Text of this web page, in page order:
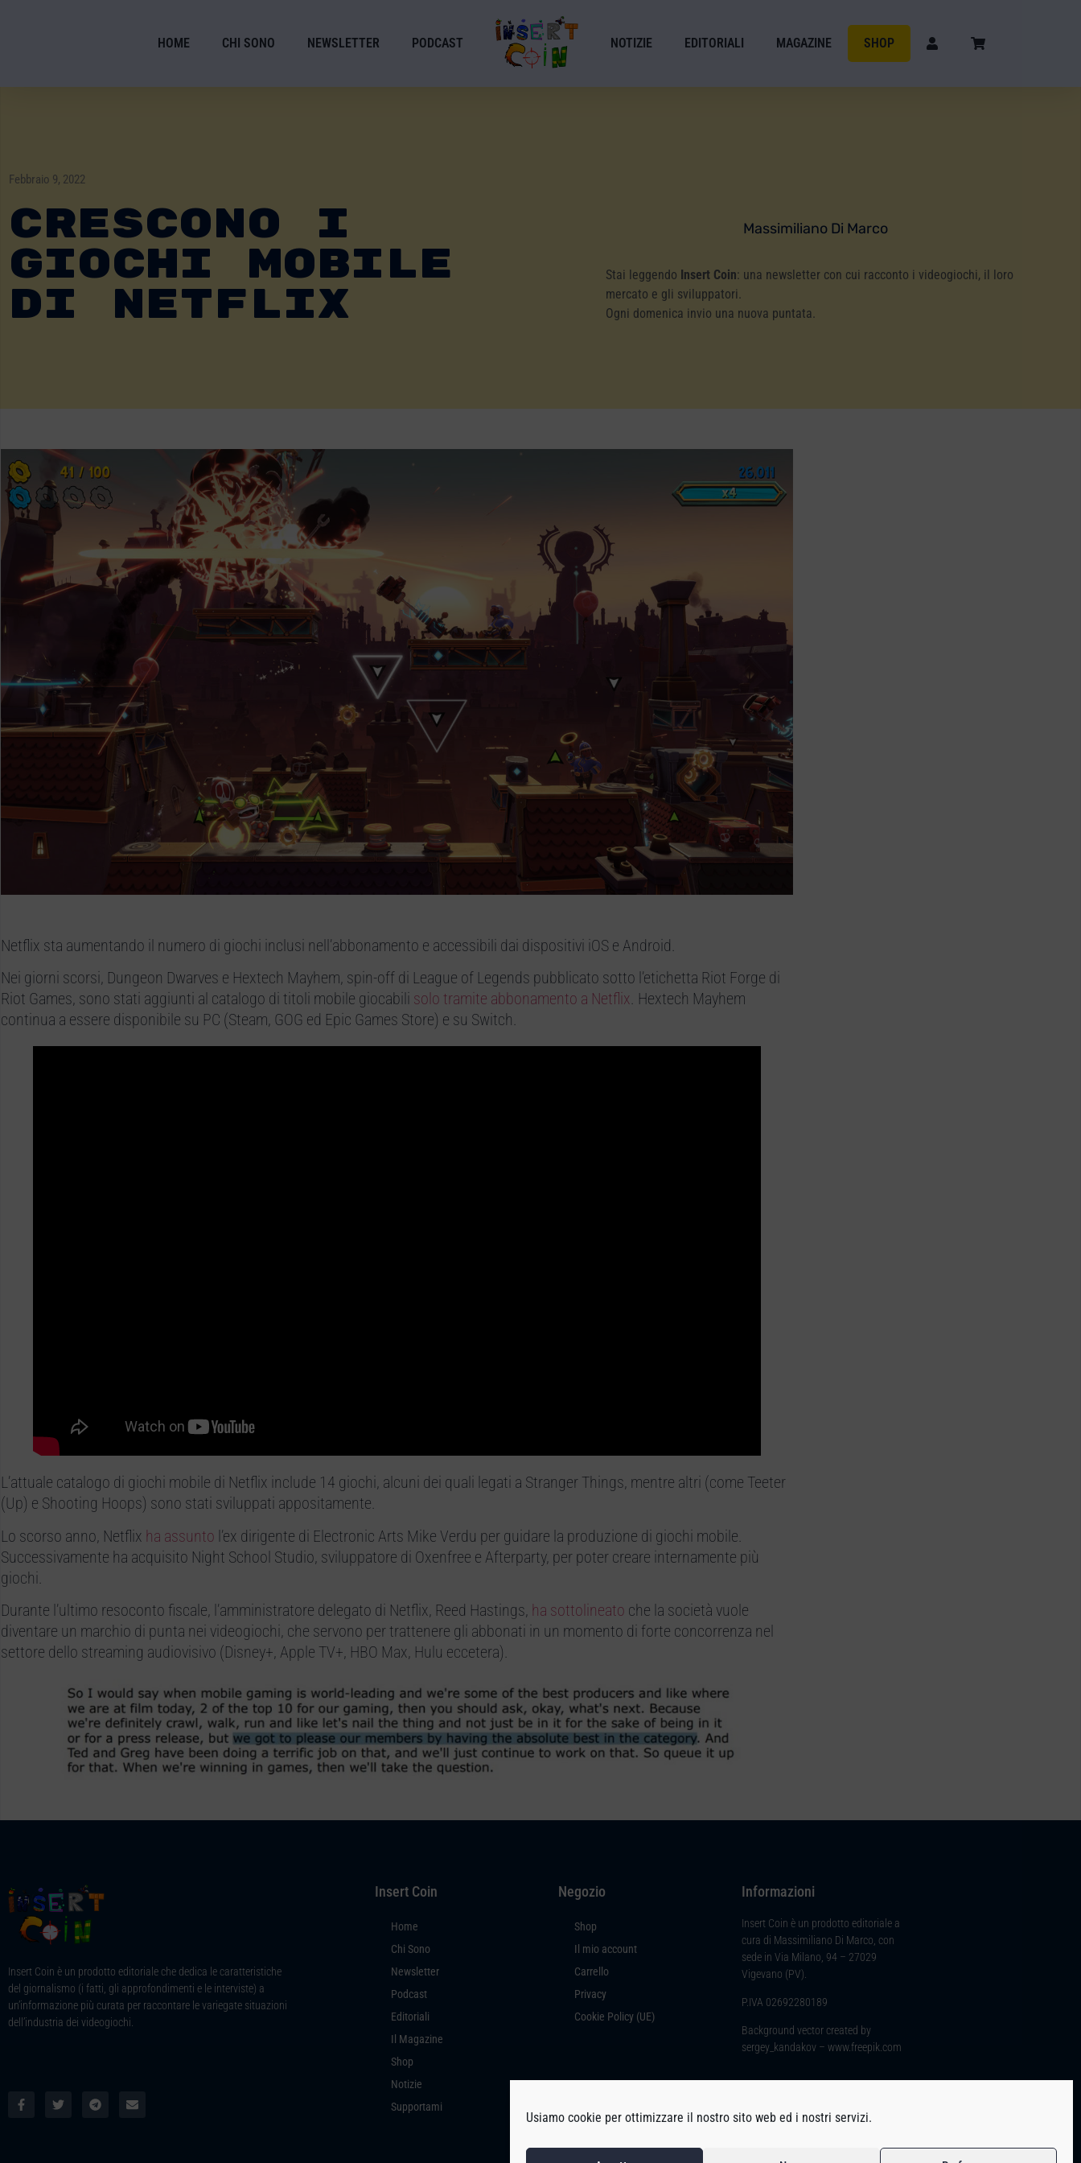
Usiamo cookie per ottimizzare il nostro sito web ed i nostri servizi.
HOME CHI SONO NEWSLETTER PODCAST NOTIZIE EDITORIALI MAGAZINE SHOP
Febbraio 9, 2022
Crescono I
Giochi Mobile
Di Netflix
Massimiliano Di Marco
Stai leggendo Insert Coin: una newsletter con cui racconto i videogiochi, il loro
mercato e gli sviluppatori.
Ogni domenica invio una nuova puntata.
Netflix sta aumentando il numero di giochi inclusi nell’abbonamento e accessibili dai dispositivi iOS e Android.
Nei giorni scorsi, Dungeon Dwarves e Hextech Mayhem, spin-off di League of Legends pubblicato sotto l’etichetta Riot Forge di
Riot Games, sono stati aggiunti al catalogo di titoli mobile giocabili solo tramite abbonamento a Netflix. Hextech Mayhem
continua a essere disponibile su PC (Steam, GOG ed Epic Games Store) e su Switch.
L’attuale catalogo di giochi mobile di Netflix include 14 giochi, alcuni dei quali legati a Stranger Things, mentre altri (come Teeter
(Up) e Shooting Hoops) sono stati sviluppati appositamente.
Lo scorso anno, Netflix ha assunto l’ex dirigente di Electronic Arts Mike Verdu per guidare la produzione di giochi mobile.
Successivamente ha acquisito Night School Studio, sviluppatore di Oxenfree e Afterparty, per poter creare internamente più
giochi.
Durante l’ultimo resoconto fiscale, l’amministratore delegato di Netflix, Reed Hastings, ha sottolineato che la società vuole
diventare un marchio di punta nei videogiochi, che servono per trattenere gli abbonati in un momento di forte concorrenza nel
settore dello streaming audiovisivo (Disney+, Apple TV+, HBO Max, Hulu eccetera).
Insert Coin è un prodotto editoriale che dedica le caratteristiche
del giornalismo (i fatti, gli approfondimenti e le interviste) a
un’informazione più curata per raccontare le variegate situazioni
dell’industria dei videogiochi.
Insert Coin
Home
Chi Sono
Newsletter
Podcast
Editoriali
Il Magazine
Shop
Notizie
Supportami
Negozio
Shop
Il mio account
Carrello
Privacy
Cookie Policy (UE)
Informazioni
Insert Coin è un prodotto editoriale a
cura di Massimiliano Di Marco, con
sede in Via Milano, 94 – 27029
Vigevano (PV).
P.IVA 02692280189
Background vector created by
sergey_kandakov – www.freepik.com